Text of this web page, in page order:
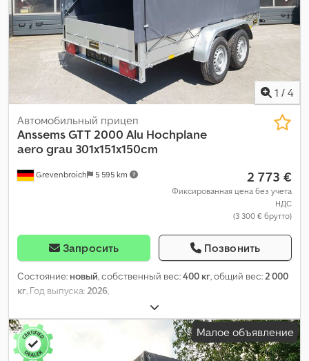
1 / 4
Grevenbroich 5 595 km
Автомобильный прицеп
AnssemsGTT 2000 Alu Hochplane
aero grau 301x151x150cm
2 773 €
Фиксированная цена без учета
НДС
(3 300 € брутто)
Запросить Позвонить
Состояние: новый, собственный вес:400 кг, общий вес:2 000
кг, Год выпуска:2026,
Малое объявление